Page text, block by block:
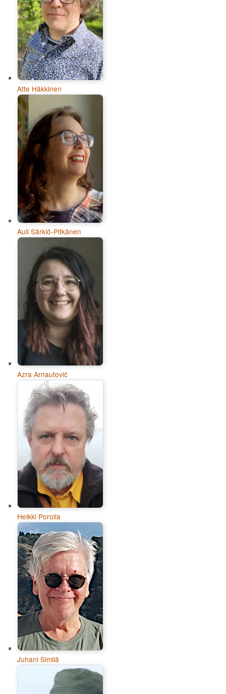
Atte Häkkinen
Auli Särkiö-Pitkänen
Azra Arnautović
Heikki Poroila
Juhani Similä